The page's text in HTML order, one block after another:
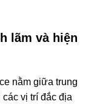
lãm và hiện
nằm giữa trung
vị trí đắc địa